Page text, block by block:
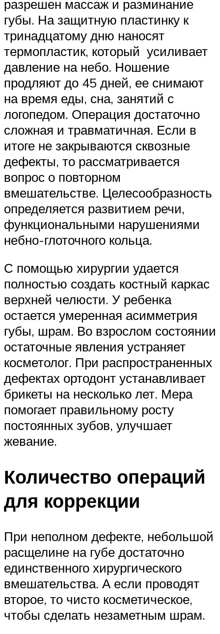
разрешен массаж и разминание
губы. На защитную пластинку к
тринадцатому дню наносят
термопластик, который усиливает
давление на небо. Ношение
продляют до 45 дней, ее снимают
на время еды, сна, занятий с
логопедом. Операция достаточно
сложная и травматичная. Если в
итоге не закрываются сквозные
дефекты, то рассматривается
вопрос о повторном
вмешательстве. Целесообразность
определяется развитием речи,
функциональными нарушениями
небно-глоточного кольца.
С помощью хирургии удается
полностью создать костный каркас
верхней челюсти. У ребенка
остается умеренная асимметрия
губы, шрам. Во взрослом состоянии
остаточные явления устраняет
косметолог. При распространенных
дефектах ортодонт устанавливает
брикеты на несколько лет. Мера
помогает правильному росту
постоянных зубов, улучшает
жевание.
Количество операций
для коррекции
При неполном дефекте, небольшой
расщелине на губе достаточно
единственного хирургического
вмешательства. А если проводят
второе, то чисто косметическое,
чтобы сделать незаметным шрам.